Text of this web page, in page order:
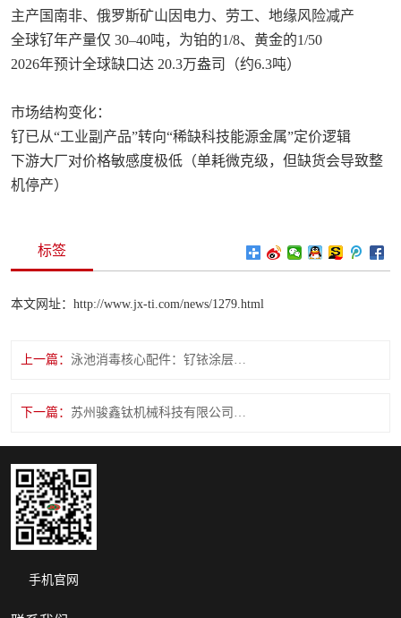
主产国南非、俄罗斯矿山因电力、劳工、地缘风险减产
全球钌年产量仅 ‌30–40吨‌，为铂的1/8、黄金的1/50 ‌‌
2026年预计全球缺口达 ‌20.3万盎司‌（约6.3吨）‌‌
‌市场结构变化‌：
钌已从“工业副产品”转向“稀缺科技能源金属”定价逻辑 ‌‌
下游大厂对价格敏感度极低（单耗微克级，但缺货会导致整
机停产）‌‌
标签
本文网址：http://www.jx-ti.com/news/1279.html
上一篇： 泳池消毒核心配件：钌铱涂层钛阳极应用浅析
下一篇： 苏州骏鑫钛机械科技有限公司给您介绍一下钛基二氧化铅阳极
手机官网